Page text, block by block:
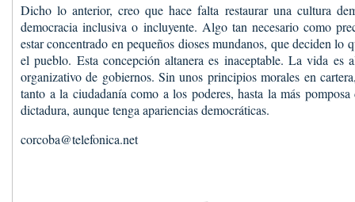
Dicho lo anterior, creo que hace falta restaurar una cultura
democracia inclusiva o incluyente. Algo tan necesario como
estar concentrado en pequeños dioses mundanos, que deciden lo
el pueblo. Esta concepción altanera es inaceptable. La vida es
organizativo de gobiernos. Sin unos principios morales en
tanto a la ciudadanía como a los poderes, hasta la más pomposa
dictadura, aunque tenga apariencias democráticas.
corcoba@telefonica.net